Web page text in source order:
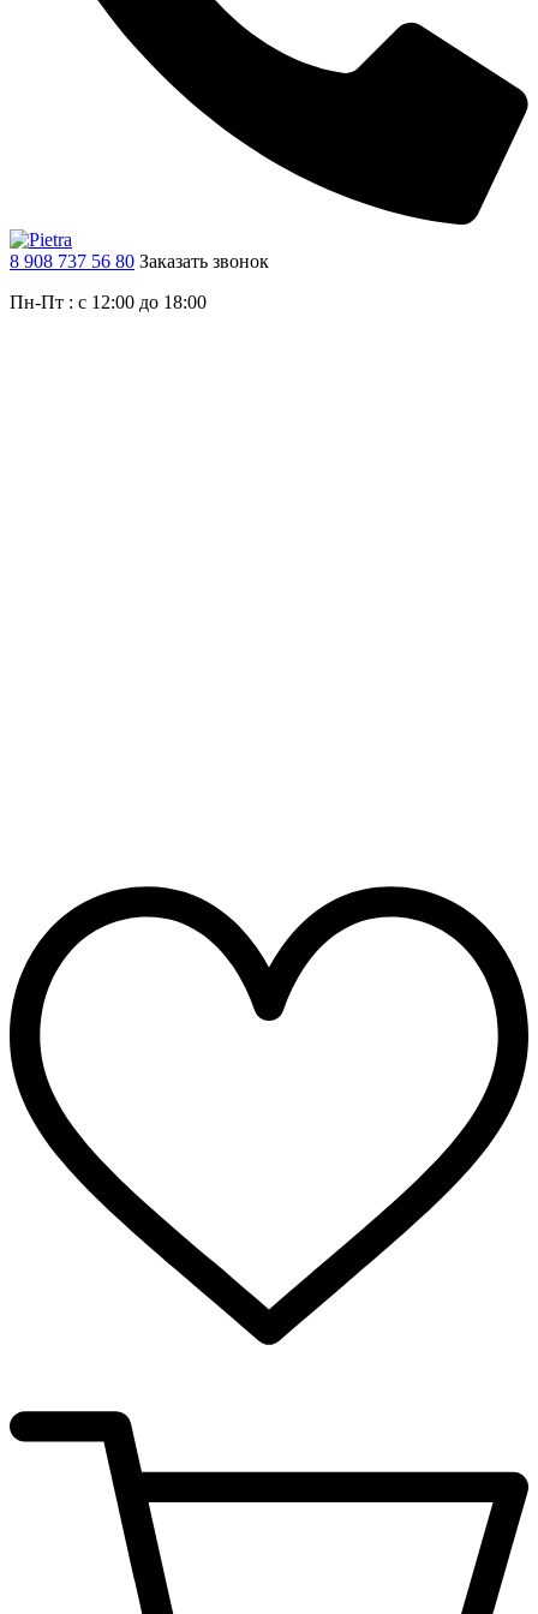
8 908 737 56 80 Заказать звонок
Пн-Пт : с 12:00 до 18:00